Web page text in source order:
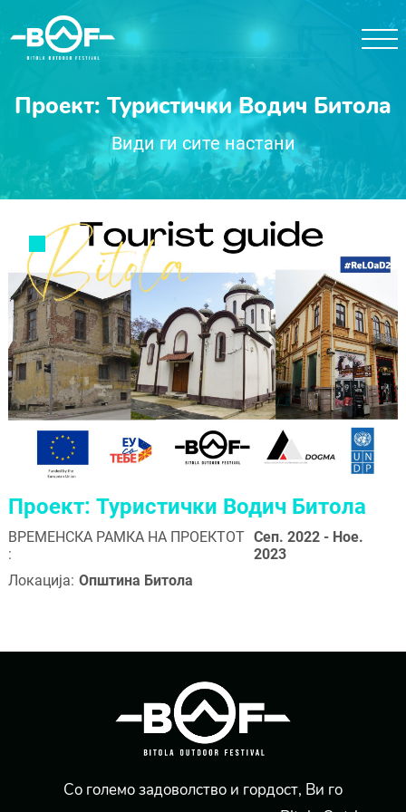
Проект: Туристички Водич Битола
Види ги сите настани
Проект: Туристички Водич Битола
ВРЕМЕНСКА РАМКА НА ПРОЕКТОТ
:
Сеп. 2022 - Ное.
2023
Локација: Општина Битола
Со големо задоволство и гордост, Ви го